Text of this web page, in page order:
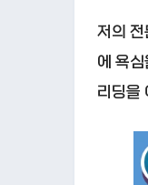
저의
에 욕
리딩을